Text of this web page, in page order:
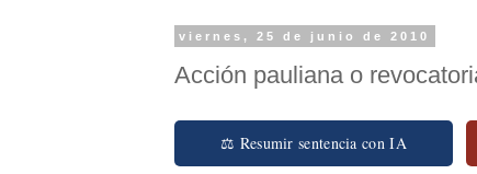
viernes, 25 de junio de 2010
Acción pauliana o
⚖ Resumir sentencia con IA